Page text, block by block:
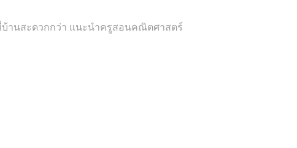
านสะดวกกว่า แนะนำครูสอนคณิตศาสตร์